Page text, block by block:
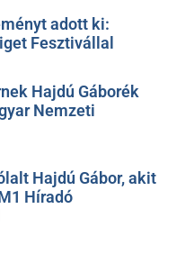
adott ki:
Fesztivállal
Hajdú Gáborék
Nemzeti
Hajdú Gábor, akit
Híradó